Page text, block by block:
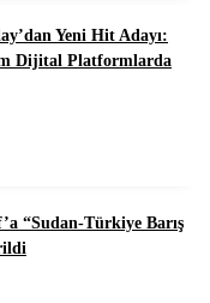
Yeni Hit Adayı:
Dijital Platformlarda
“Sudan-Türkiye Barış